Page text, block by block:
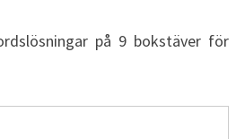
på 9 bokstäver för